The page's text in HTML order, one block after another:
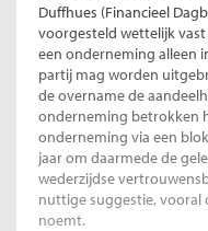
Duffhues (Financieel
voorgesteld wettelijk
een onderneming alleen
partij mag worden
de overname de
onderneming betrokken
onderneming via een
jaar om daarmede de
wederzijdse
nuttige suggestie, vooral
noemt.